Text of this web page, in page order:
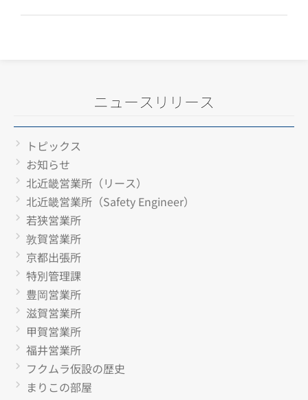
ニュースリリース
トピックス
お知らせ
北近畿営業所（リース）
北近畿営業所（Safety Engineer）
若狭営業所
敦賀営業所
京都出張所
特別管理課
豊岡営業所
滋賀営業所
甲賀営業所
福井営業所
フクムラ仮設の歴史
まりこの部屋